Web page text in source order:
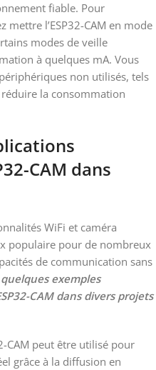
fiable. Pour
mettre l’ESP32-CAM en mode
modes de veille
à quelques mA. Vous
non utilisés, tels
la consommation
CAM dans
WiFi et caméra
populaire pour de nombreux
de communication sans
quelques exemples
CAM dans divers projets
CAM peut être utilisé pour
grâce à la diffusion en